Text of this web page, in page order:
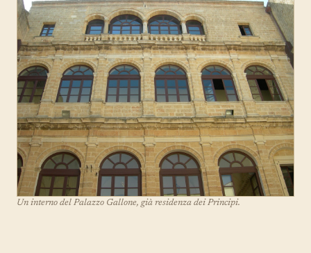
Un interno del Palazzo Gallone, già residenza dei Principi.